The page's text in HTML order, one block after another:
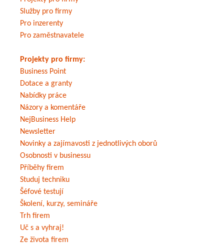
Služby pro firmy
Pro inzerenty
Pro zaměstnavatele
Projekty pro firmy:
Business Point
Dotace a granty
Nabídky práce
Názory a komentáře
NejBusiness Help
Newsletter
Novinky a zajímavosti z jednotlivých oborů
Osobnosti v businessu
Příběhy firem
Studuj techniku
Šéfové testují
Školení, kurzy, semináře
Trh firem
Uč s a vyhraj!
Ze života firem